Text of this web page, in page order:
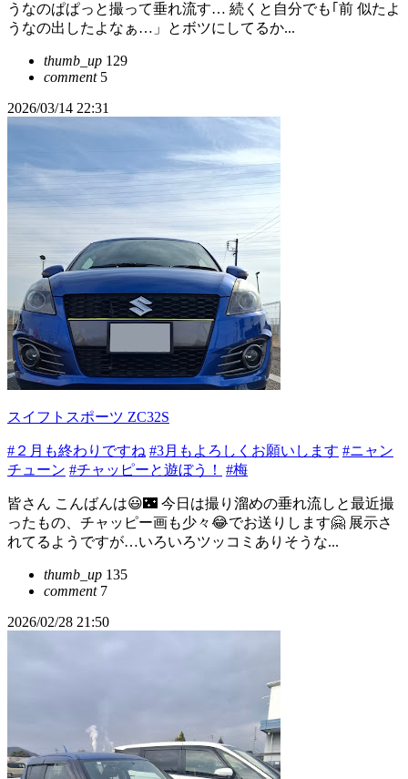
うなのぱぱっと撮って垂れ流す… 続くと自分でも｢前 似たよ
うなの出したよなぁ…」とボツにしてるか...
thumb_up 129
comment5
2026/03/14 22:31
スイフトスポーツ ZC32S
#２月も終わりですね #3月もよろしくお願いします #ニャン
チューン #チャッピーと遊ぼう！ #梅
皆さん こんばんは😃🌃 今日は撮り溜めの垂れ流しと最近撮
ったもの、チャッピー画も少々😂でお送りします🤗 展示さ
れてるようですが…いろいろツッコミありそうな...
thumb_up 135
comment7
2026/02/28 21:50